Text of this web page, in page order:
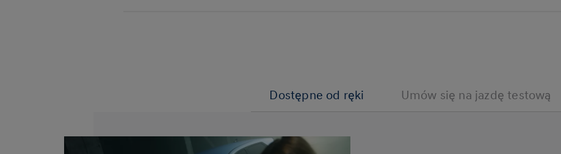
Dostępne od ręki Umów się na jazdę testową